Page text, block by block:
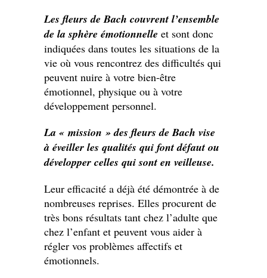
Les fleurs de Bach couvrent l’ensemble
de la sphère émotionnelle et sont donc
indiquées dans toutes les situations de la
vie où vous rencontrez des difficultés qui
peuvent nuire à votre bien-être
émotionnel, physique ou à votre
développement personnel.
La « mission » des fleurs de Bach vise
à éveiller les qualités qui font défaut ou
développer celles qui sont en veilleuse.
Leur efficacité a déjà été démontrée à de
nombreuses reprises. Elles procurent de
très bons résultats tant chez l’adulte que
chez l’enfant et peuvent vous aider à
régler vos problèmes affectifs et
émotionnels.